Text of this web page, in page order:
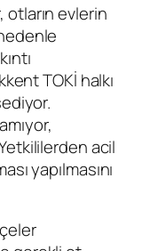
evlerin
TOKİ halkı
acil
yapılmasını